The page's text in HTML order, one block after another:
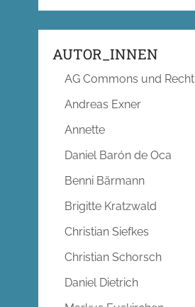
AUTOR_INNEN
AG Commons und Recht
Andreas Exner
Annette
Daniel Barón de Oca
Benni Bärmann
Brigitte Kratzwald
Christian Siefkes
Christian Schorsch
Daniel Dietrich